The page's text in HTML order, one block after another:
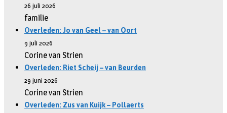
26 juli 2026
familie
Overleden: Jo van Geel – van Oort
9 juli 2026
Corine van Strien
Overleden: Riet Scheij – van Beurden
29 juni 2026
Corine van Strien
Overleden: Zus van Kuijk – Pollaerts